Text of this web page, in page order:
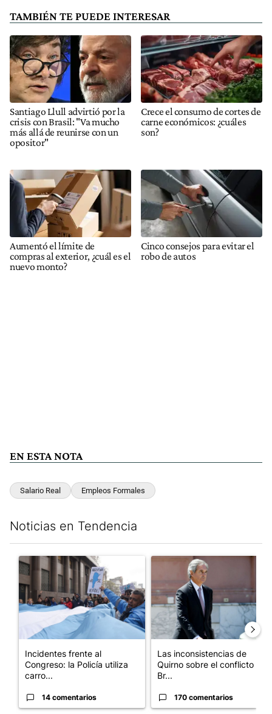
TAMBIÉN TE PUEDE INTERESAR
Santiago Llull advirtió por la
crisis con Brasil: "Va mucho
más allá de reunirse con un
opositor"
Crece el consumo de cortes de
carne económicos: ¿cuáles
son?
Aumentó el límite de
compras al exterior, ¿cuál es el
nuevo monto?
Cinco consejos para evitar el
robo de autos
EN ESTA NOTA
Salario Real Empleos Formales
Noticias en Tendencia
Un artículo de tendencia con el título "Incidentes frente al
Incidentes frente al
Congreso: la Policía utiliza
carro...
14 comentarios
Un artículo de tendencia con
Las inconsistencias de
Quirno sobre el conflicto con
Br...
170 comentarios